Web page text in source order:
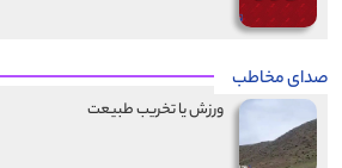
صدای مخاطب
ورزش یا تخریب طبیعت